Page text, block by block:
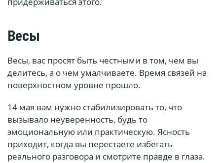
Весы
Весы, вас просят быть честными в том, чем вы
делитесь, а о чем умалчиваете. Время связей на
поверхностном уровне прошло.
14 мая вам нужно стабилизировать то, что
вызывало неуверенность, будь то
эмоциональную или практическую. Ясность
приходит, когда вы перестаете избегать
реального разговора и смотрите правде в глаза.